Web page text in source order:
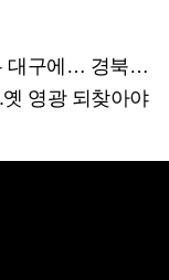
골든타임 사각지대
영광 되찾아야